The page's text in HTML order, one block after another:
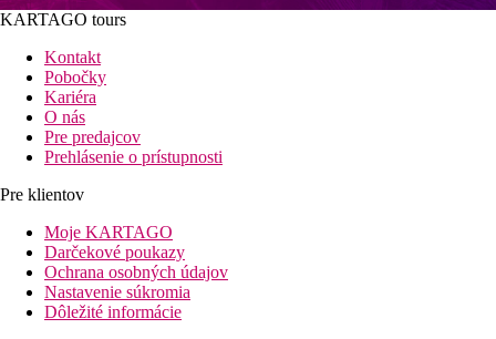
KARTAGO tours
Kontakt
Pobočky
Kariéra
O nás
Pre predajcov
Prehlásenie o prístupnosti
Pre klientov
Moje KARTAGO
Darčekové poukazy
Ochrana osobných údajov
Nastavenie súkromia
Dôležité informácie